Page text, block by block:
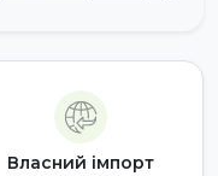
Власний імпорт